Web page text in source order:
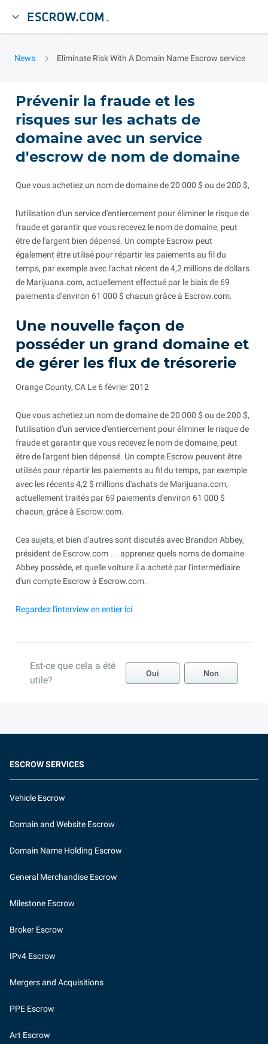
News Eliminate Risk With A Domain Name Escrow service
Prévenir la fraude et les
risques sur les achats de
domaine avec un service
d'escrow de nom de domaine
Que vous achetiez un nom de domaine de 20 000 $ ou de 200 $,
l'utilisation d'un service d'entiercement pour éliminer le risque de
fraude et garantir que vous recevez le nom de domaine, peut
être de l'argent bien dépensé. Un compte Escrow peut
également être utilisé pour répartir les paiements au fil du
temps, par exemple avec l'achat récent de 4,2 millions de dollars
de Marijuana.com, actuellement effectué par le biais de 69
paiements d'environ 61 000 $ chacun grâce à Escrow.com.
Une nouvelle façon de
posséder un grand domaine et
de gérer les flux de trésorerie
Orange County, CA Le 6 février 2012
Que vous achetiez un nom de domaine de 20 000 $ ou de 200 $,
l'utilisation d'un service d'entiercement pour éliminer le risque de
fraude et garantir que vous recevez le nom de domaine, peut
être de l'argent bien dépensé. Un compte Escrow peuvent être
utilisés pour répartir les paiements au fil du temps, par exemple
avec les récents 4,2 $ millions d'achats de Marijuana.com,
actuellement traités par 69 paiements d'environ 61 000 $
chacun, grâce à Escrow.com.
Ces sujets, et bien d'autres sont discutés avec Brandon Abbey,
président de Escrow.com … apprenez quels noms de domaine
Abbey possède, et quelle voiture il a acheté par l'intermédiaire
d'un compte Escrow à Escrow.com.
Regardez l'interview en entier ici
Est-ce que cela a été
utile?
Oui Non
ESCROW SERVICES
Vehicle Escrow
Domain and Website Escrow
Domain Name Holding Escrow
General Merchandise Escrow
Milestone Escrow
Broker Escrow
IPv4 Escrow
Mergers and Acquisitions
PPE Escrow
Art Escrow